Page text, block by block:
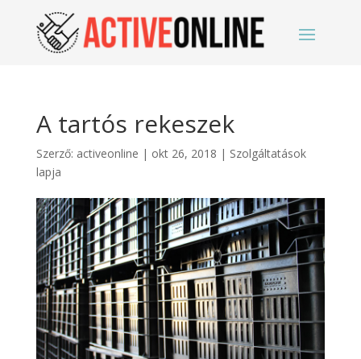
A tartós rekeszek
Szerző: activeonline | okt 26, 2018 | Szolgáltatások
lapja